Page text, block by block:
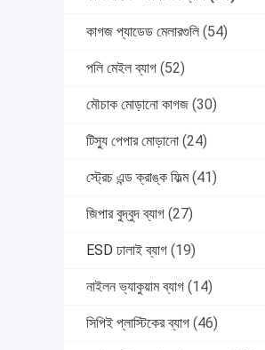
কাগজ প্যাডেড মেলারগুলি (54)
পলি মেইল ​​ব্যাগ (52)
মৌচাক মোড়ানো কাগজ (30)
টিস্যু পেপার মোড়ানো (24)
স্ট্রেচ এন্ড ক্রাঙ্ক ফিল্ম (41)
জিপার বুদ্বুদ ব্যাগ (27)
ESD ঢালাই ব্যাগ (19)
নাইলন ভ্যাকুয়াম ব্যাগ (14)
সিপিই প্লাস্টিকের ব্যাগ (46)